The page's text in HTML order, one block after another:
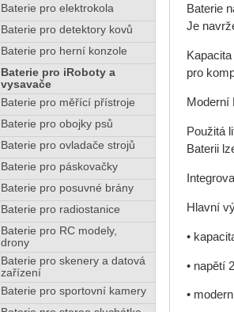
Baterie
Je
pro
Moderní
Použitá
Baterii
Hlavní
•
• napětí
•
Baterie pro elektrokola
Baterie pro detektory kovů
Baterie pro herní konzole
Baterie pro iRoboty a
vysavače
Baterie pro měřící přístroje
Baterie pro obojky psů
Baterie pro ovladače strojů
Baterie pro páskovačky
Baterie pro posuvné brány
Baterie pro radiostanice
Baterie pro RC modely,
drony
Baterie pro skenery a datová
zařízení
Baterie pro sportovní kamery